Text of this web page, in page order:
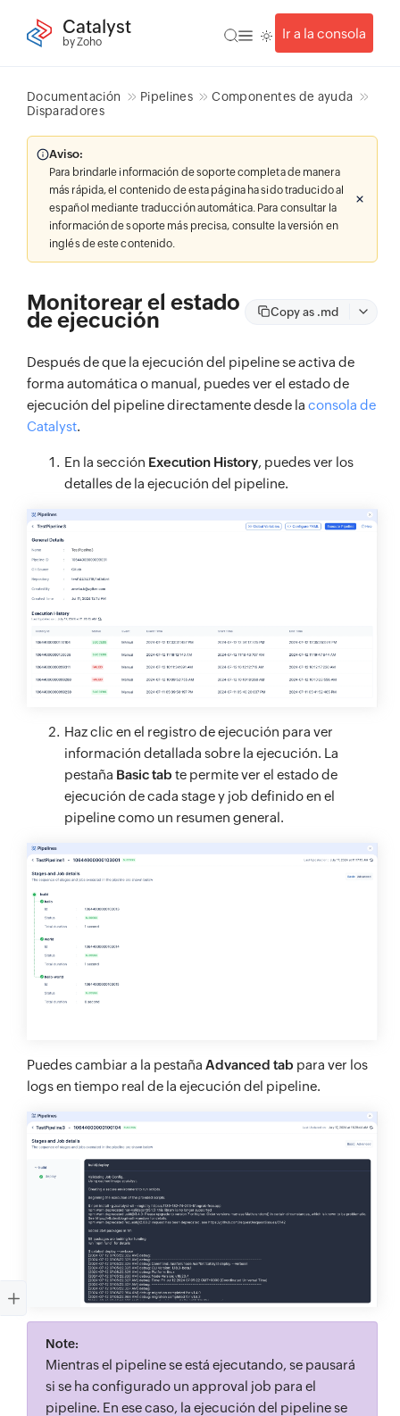
Catalyst
by Zoho
Ir a la consola
Documentación Pipelines
Componentes de ayuda
Disparadores
Aviso:
Para brindarle información de soporte completa de manera
más rápida, el contenido de esta página ha sido traducido al
español mediante traducción automática. Para consultar la
información de soporte más precisa, consulte la versión en
inglés de este contenido.
Monitorear el estado
de ejecución Copy as .md
Después de que la ejecución del pipeline se activa de
forma automática o manual, puedes ver el estado de
ejecución del pipeline directamente desde la consola de
Catalyst.
En la sección Execution History, puedes ver los
detalles de la ejecución del pipeline.
Haz clic en el registro de ejecución para ver
información detallada sobre la ejecución. La
pestaña Basic tab te permite ver el estado de
ejecución de cada stage y job definido en el
pipeline como un resumen general.
Puedes cambiar a la pestaña Advanced tab para ver los
logs en tiempo real de la ejecución del pipeline.
Note:
Mientras el pipeline se está ejecutando, se pausará
si se ha configurado un approval job para el
pipeline. En ese caso, la ejecución del pipeline se